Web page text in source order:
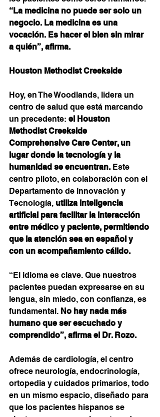
“La medicina no puede ser solo un
negocio. La medicina es una
vocación. Es hacer el bien sin mirar
a quién”, afirma.
Houston Methodist Creekside
Hoy, en The Woodlands, lidera un
centro de salud que está marcando
un precedente: el Houston
Methodist Creekside
Comprehensive Care Center, un
lugar donde la tecnología y la
humanidad se encuentran. Este
centro piloto, en colaboración con el
Departamento de Innovación y
Tecnología, utiliza inteligencia
artificial para facilitar la interacción
entre médico y paciente, permitiendo
que la atención sea en español y
con un acompañamiento cálido.
“El idioma es clave. Que nuestros
pacientes puedan expresarse en su
lengua, sin miedo, con confianza, es
fundamental. No hay nada más
humano que ser escuchado y
comprendido”, afirma el Dr. Rozo.
Además de cardiología, el centro
ofrece neurología, endocrinología,
ortopedia y cuidados primarios, todo
en un mismo espacio, diseñado para
que los pacientes hispanos se